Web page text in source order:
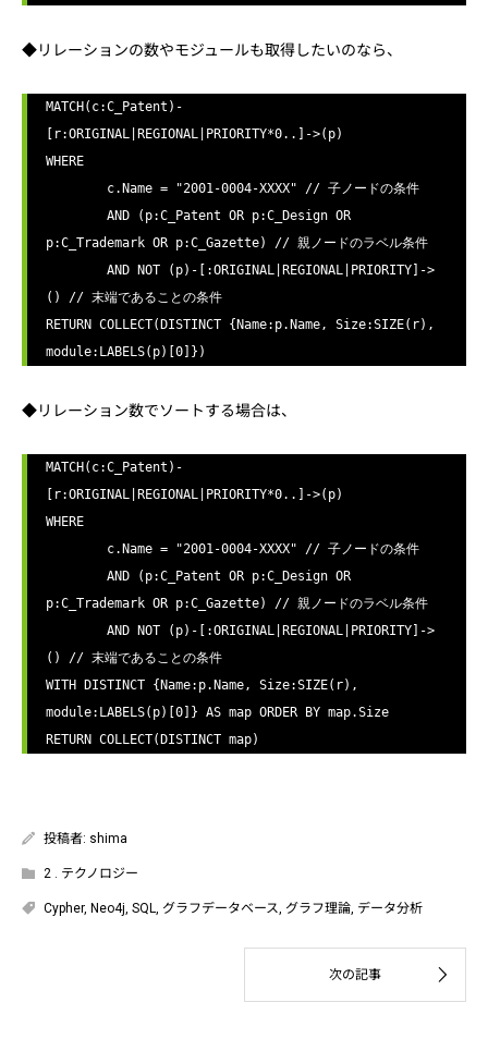
◆リレーションの数やモジュールも取得したいのなら、
MATCH(c:C_Patent)-
[r:ORIGINAL|REGIONAL|PRIORITY*0..]->(p)
WHERE
p:C_Trademark OR p:C_Gazette) // 親ノードのラベル条件
() // 末端であることの条件
RETURN COLLECT(DISTINCT {Name:p.Name, Size:SIZE(r),
module:LABELS(p)[0]})
◆リレーション数でソートする場合は、
MATCH(c:C_Patent)-
[r:ORIGINAL|REGIONAL|PRIORITY*0..]->(p)
WHERE
p:C_Trademark OR p:C_Gazette) // 親ノードのラベル条件
() // 末端であることの条件
WITH DISTINCT {Name:p.Name, Size:SIZE(r),
module:LABELS(p)[0]} AS map ORDER BY map.Size
RETURN COLLECT(DISTINCT map)
投稿者: shima
2 . テクノロジー
Cypher, Neo4j SQL グラフデータベース グラフ理論 データ分析